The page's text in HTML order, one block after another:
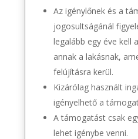
Az igénylőnek és a
jogosultságánál
legalább egy éve kell
annak a lakásnak,
felújításra kerül.
Kizárólag használt
igényelhető a
A támogatást csak
lehet igénybe venni.